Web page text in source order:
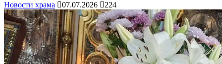
Новости храма 07.07.2026 224